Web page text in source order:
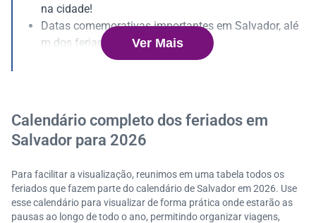
na cidade!
Datas comemorativas importantes em Salvador, alé
m dos feriados
Impactos dos feriados no mercado de trabalho em S
riados?
Eventos culturais e passeios para realizar durante os
feriados de 2026
sso time!
Ver Mais
Calendário completo dos feriados em
Salvador para 2026
Para facilitar a visualização, reunimos em uma tabela todos os
feriados que fazem parte do calendário de Salvador em 2026. Use
esse calendário para visualizar de forma prática onde estarão as
pausas ao longo de todo o ano, permitindo organizar viagens,